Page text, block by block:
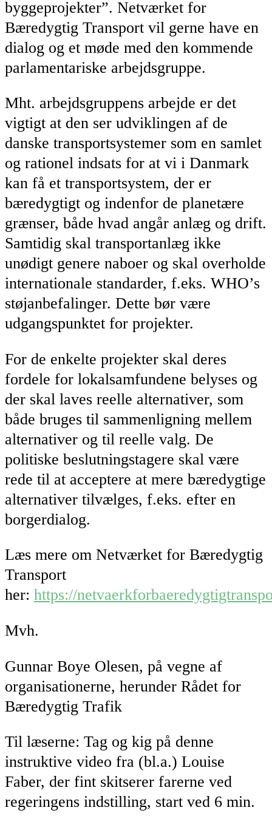
byggeprojekter”. Netværket for
Bæredygtig Transport vil gerne have en
dialog og et møde med den kommende
parlamentariske arbejdsgruppe.
Mht. arbejdsgruppens arbejde er det
vigtigt at den ser udviklingen af de
danske transportsystemer som en samlet
og rationel indsats for at vi i Danmark
kan få et transportsystem, der er
bæredygtigt og indenfor de planetære
grænser, både hvad angår anlæg og drift.
Samtidig skal transportanlæg ikke
unødigt genere naboer og skal overholde
internationale standarder, f.eks. WHO’s
støjanbefalinger. Dette bør være
udgangspunktet for projekter.
For de enkelte projekter skal deres
fordele for lokalsamfundene belyses og
der skal laves reelle alternativer, som
både bruges til sammenligning mellem
alternativer og til reelle valg. De
politiske beslutningstagere skal være
rede til at acceptere at mere bæredygtige
alternativer tilvælges, f.eks. efter en
borgerdialog.
Læs mere om Netværket for Bæredygtig
Transport
her: https://
Mvh.
Gunnar Boye Olesen, på vegne af
organisationerne, herunder Rådet for
Bæredygtig Trafik
Til læserne: Tag og kig på denne
instruktive video fra (bl.a.) Louise
Faber, der fint skitserer farerne ved
regeringens indstilling, start ved 6 min.